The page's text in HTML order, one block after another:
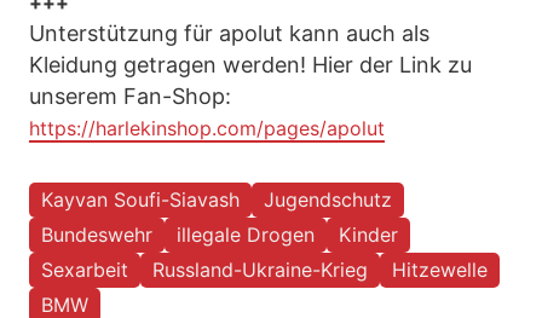
Unterstützung für apolut kann auch als
Kleidung getragen werden! Hier der Link zu
unserem Fan-Shop:
https://harlekinshop.com/pages/apolut
Kayvan Soufi-Siavash
Jugendschutz
Bundeswehr
illegale Drogen
Kinder
Sexarbeit
Russland-Ukraine-Krieg
Hitzewelle
BMW